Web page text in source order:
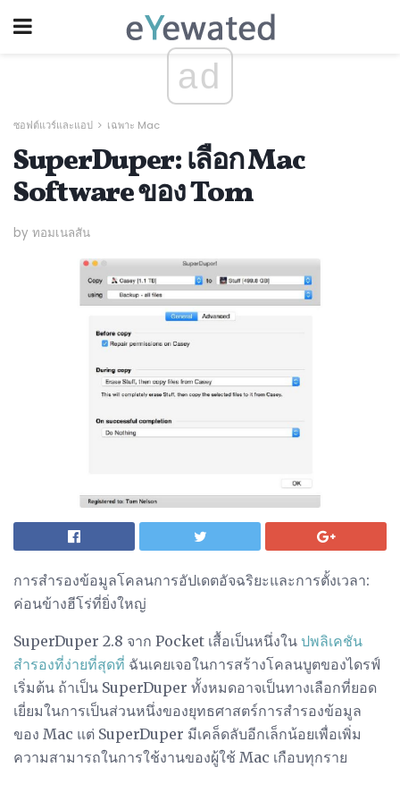
ad
ซอฟต์แวร์และแอป เฉพาะ Mac
SuperDuper: เลือก Mac
Software ของ Tom
by ทอมเนลสัน
การสำรองข้อมูลโคลนการอัปเดตอัจฉริยะและการตั้งเวลา:
ค่อนข้างฮีโร่ที่ยิ่งใหญ่
SuperDuper 2.8 จาก Pocket เสื้อเป็นหนึ่งใน ปพลิเคชัน
สำรองที่ง่ายที่สุดที่ ฉันเคยเจอในการสร้างโคลนบูตของไดรฟ์
เริ่มต้น ถ้าเป็น SuperDuper ทั้งหมดอาจเป็นทางเลือกที่ยอด
เยี่ยมในการเป็นส่วนหนึ่งของยุทธศาสตร์การสำรองข้อมูล
ของ Mac แต่ SuperDuper มีเคล็ดลับอีกเล็กน้อยเพื่อเพิ่ม
ความสามารถในการใช้งานของผู้ใช้ Mac เกือบทุกราย